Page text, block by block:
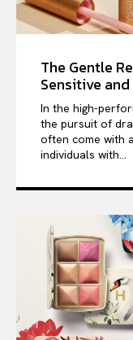
The Gentle
Sensitive
In the high-
the pursuit of
often come with
individuals with...